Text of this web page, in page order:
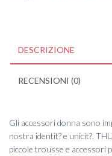
DESCRIZIONE
RECENSIONI (0)
Gli accessori donna sono
nostra identit? e unicit?.
piccole trousse e accessori